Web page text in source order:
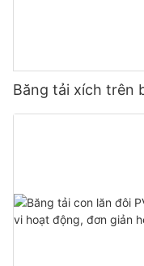
Băng tải xích trên